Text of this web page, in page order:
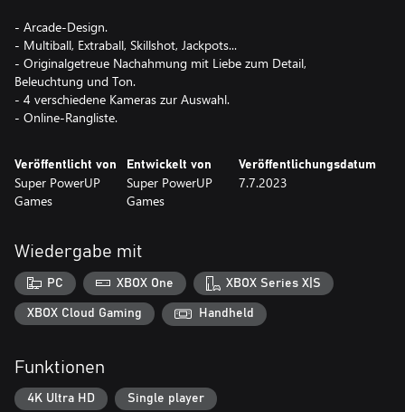
- Arcade-Design.
- Multiball, Extraball, Skillshot, Jackpots...
- Originalgetreue Nachahmung mit Liebe zum Detail,
Beleuchtung und Ton.
- 4 verschiedene Kameras zur Auswahl.
- Online-Rangliste.
Veröffentlicht von
Super PowerUP
Games
Entwickelt von
Super PowerUP
Games
Veröffentlichungsdatum
7.7.2023
Wiedergabe mit
PC XBOX One XBOX Series X|S
XBOX Cloud Gaming Handheld
Funktionen
4K Ultra HD Single player